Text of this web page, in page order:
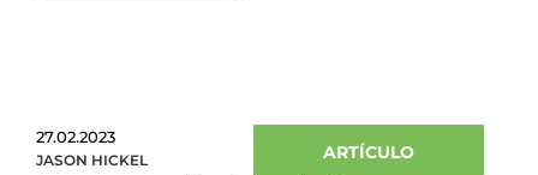
27.02.2023
JASON HICKEL ARTÍCULO